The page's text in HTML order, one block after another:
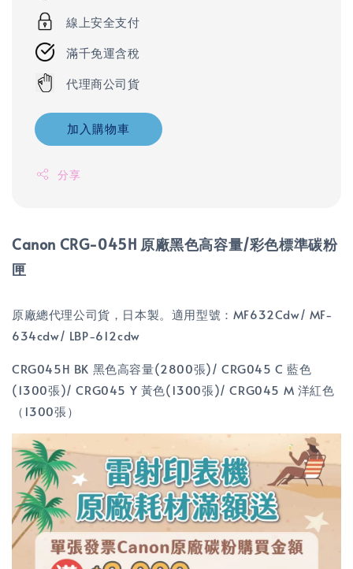
線上安全支付
滿千免運含稅
代理商公司貨
加入購物車
分享
Canon CRG-045H 原廠黑色高容量/彩色標準碳粉
匣
原廠總代理公司貨，日本製。適用型號：MF632Cdw/ MF-
634cdw/ LBP-612cdw
CRG045H BK 黑色高容量(2800張)/ CRG045 C 藍色
(1300張)/ CRG045 Y 黃色(1300張)/ CRG045 M 洋紅色
（1300張）